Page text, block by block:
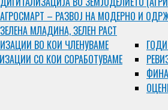
АГРОСМАРТ – РАЗВОЈ НА МОДЕРНО И
ЗЕЛЕНА МЛАДИНА, ЗЕЛЕН РАСТ
ВО КОИ ЧЛЕНУВАМЕ
СО КОИ СОРАБОТУВАМЕ